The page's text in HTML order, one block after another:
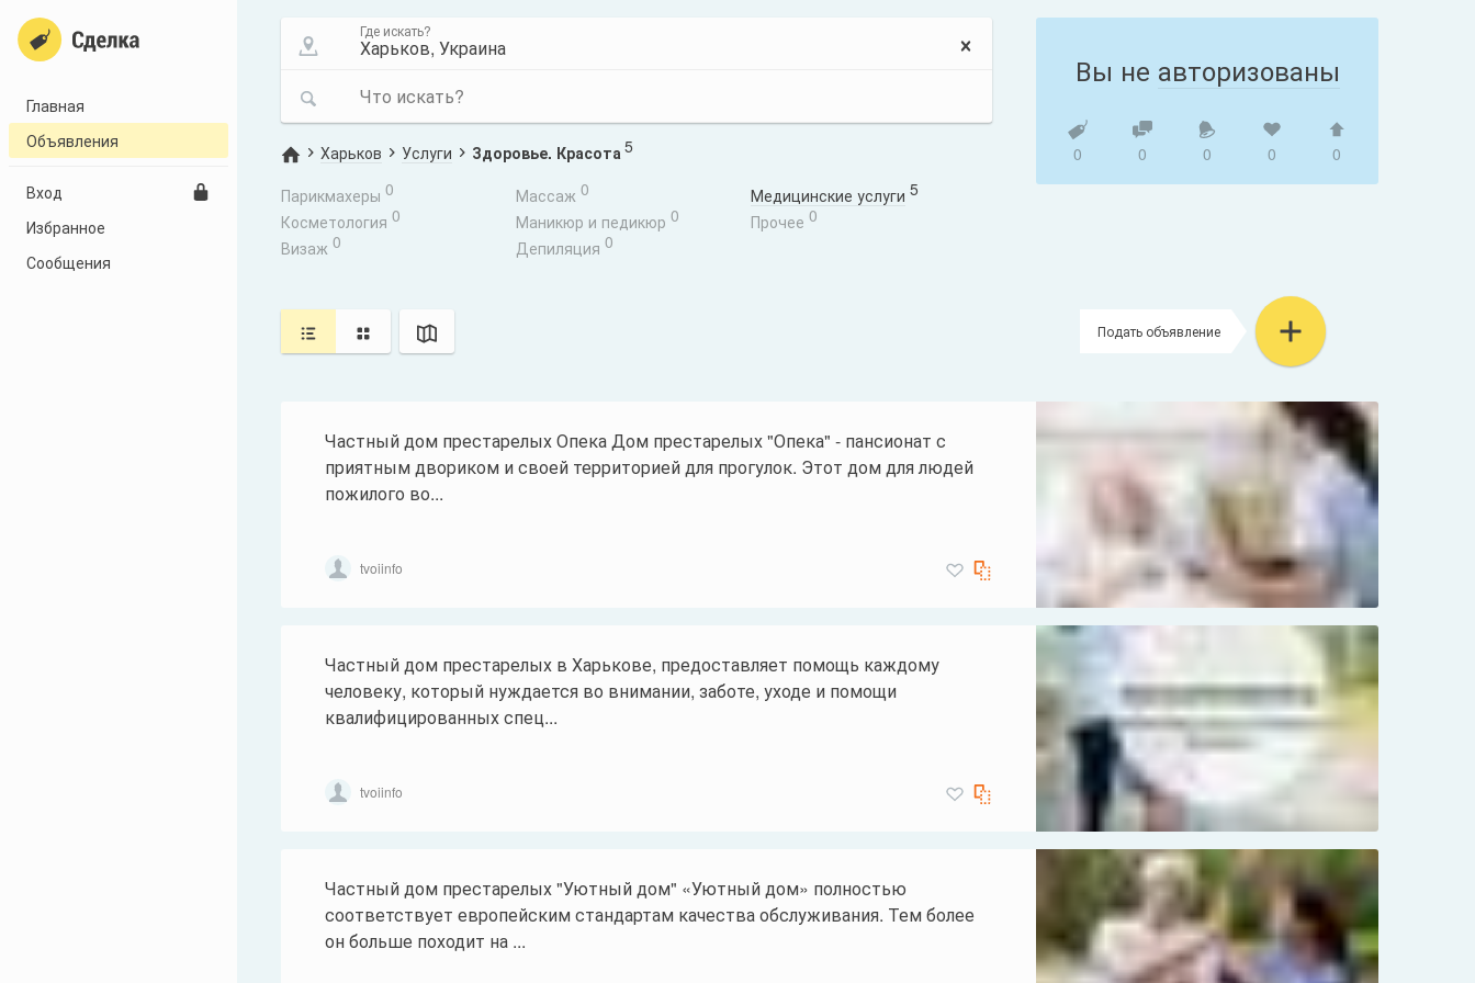
Главная
Объявления
Вход
Избранное
Сообщения
Где искать?
Что искать?
Харьков Услуги Здоровье. Красота5
0
Парикмахеры
0
Косметология
0
Визаж
0
Массаж
0
Маникюр и педикюр
0
Депиляция
5
Медицинские услуги
0
Прочее
Вы не авторизованы
0 0 0 0 0
Подать объявление
Частный дом престарелых Опека Дом престарелых "Опека" - пансионат с
приятным двориком и своей территорией для прогулок. Этот дом для людей
пожилого во...
tvoiinfo
Частный дом престарелых в Харькове, предоставляет помощь каждому
человеку, который нуждается во внимании, заботе, уходе и помощи
квалифицированных спец...
tvoiinfo
Частный дом престарелых "Уютный дом" «Уютный дом» полностью
соответствует европейским стандартам качества обслуживания. Тем более
он больше походит на ...